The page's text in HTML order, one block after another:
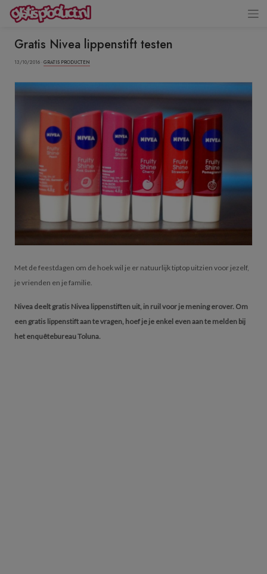
Gratis Nivea lippenstift testen
13/10/2016 ·GRATIS PRODUCTEN
Met de feestdagen om de hoek wil je er natuurlijk tiptop uitzien voor jezelf,
je vrienden en je familie.
Nivea deelt gratis Nivea lippenstiften uit, in ruil voor je mening erover. Om
een gratis lippenstift aan te vragen, hoef je je enkel even aan te melden bij
het enquêtebureau Toluna.